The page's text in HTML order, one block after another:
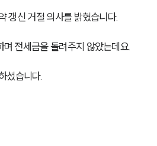
갱신 거절 의사를 밝혔습니다.
전세금을 돌려주지 않았는데요.
셨습니다.